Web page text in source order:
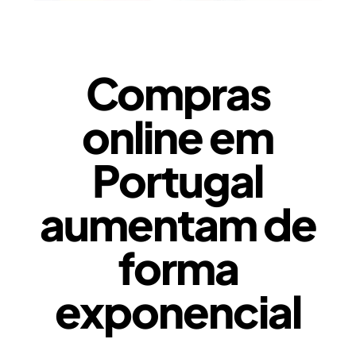
Compras
online em
Portugal
aumentam de
forma
exponencial